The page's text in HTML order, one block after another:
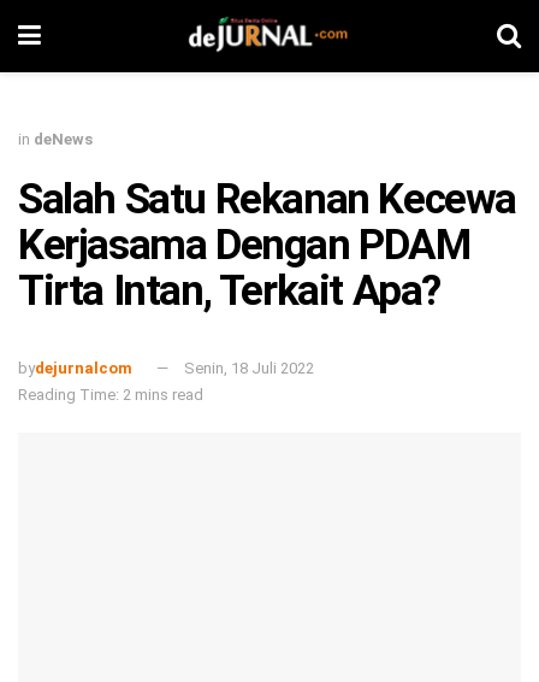
in deNews
Salah Satu Rekanan Kecewa
Kerjasama Dengan PDAM
Tirta Intan, Terkait Apa?
bydejurnalcom
Senin, 18 Juli 2022
Reading Time: 2 mins read